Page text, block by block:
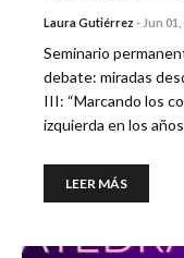
Laura Gutiérrez - Jun 01,
Seminario
debate: miradas
III: “Marcando los
izquierda en los
LEER MÁS